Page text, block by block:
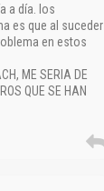
a día. los
es que al suceder
en estos
ME SERIA DE
QUE SE HAN